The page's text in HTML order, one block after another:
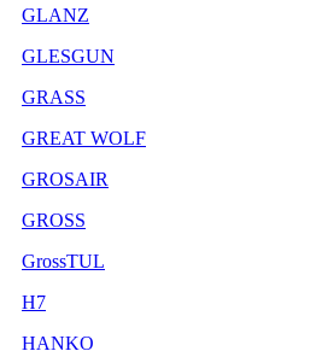
GLANZ
GLESGUN
GRASS
GREAT WOLF
GROSAIR
GROSS
GrossTUL
H7
HANKO